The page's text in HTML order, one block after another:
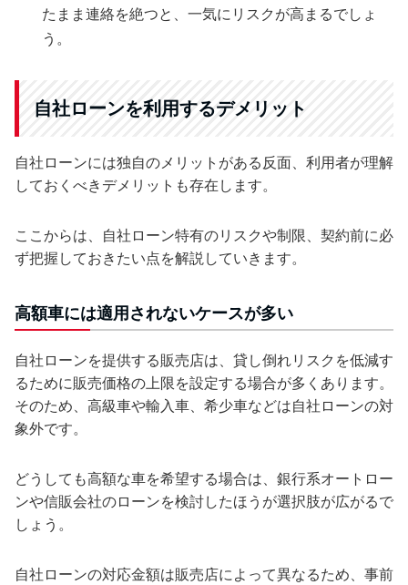
たまま連絡を絶つと、一気にリスクが高まるでしょ
う。
自社ローンを利用するデメリット
自社ローンには独自のメリットがある反面、利用者が理解
しておくべきデメリットも存在します。
ここからは、自社ローン特有のリスクや制限、契約前に必
ず把握しておきたい点を解説していきます。
高額車には適用されないケースが多い
自社ローンを提供する販売店は、貸し倒れリスクを低減す
るために販売価格の上限を設定する場合が多くあります。
そのため、高級車や輸入車、希少車などは自社ローンの対
象外です。
どうしても高額な車を希望する場合は、銀行系オートロー
ンや信販会社のローンを検討したほうが選択肢が広がるで
しょう。
自社ローンの対応金額は販売店によって異なるため、事前